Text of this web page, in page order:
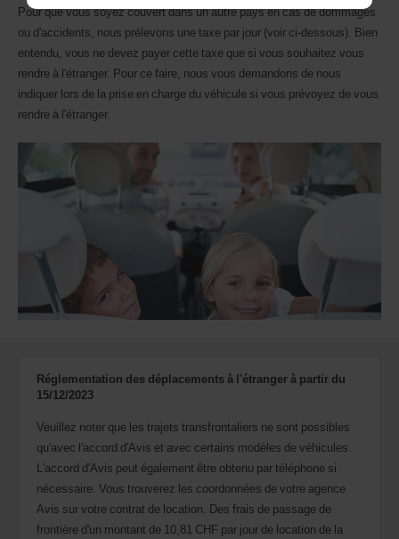
Pour que vous soyez couvert dans un autre pays en cas de dommages
ou d'accidents, nous prélevons une taxe par jour (voir ci-dessous). Bien
entendu, vous ne devez payer cette taxe que si vous souhaitez vous
rendre à l'étranger. Pour ce faire, nous vous demandons de nous
indiquer lors de la prise en charge du véhicule si vous prévoyez de vous
rendre à l'étranger.
Réglementation des déplacements à l'étranger à partir du
15/12/2023
Veuillez noter que les trajets transfrontaliers ne sont possibles
qu'avec l'accord d'Avis et avec certains modèles de véhicules.
L'accord d'Avis peut également être obtenu par téléphone si
nécessaire. Vous trouverez les coordonnées de votre agence
Avis sur votre contrat de location. Des frais de passage de
frontière d'un montant de 10,81 CHF par jour de location de la